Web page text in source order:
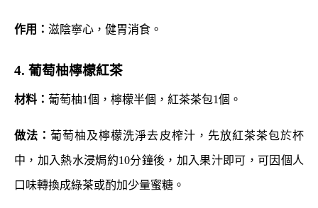
作用： 滋陰寧心，健胃消食。
4. 葡萄柚檸檬紅茶
材料： 葡萄柚1個，檸檬半個，紅茶茶包1個。
做法：葡萄柚及檸檬洗淨去皮榨汁，先放紅茶茶包於杯
中，加入熱水浸焗約10分鐘後，加入果汁即可，可因個人
口味轉換成綠茶或酌加少量蜜糖。